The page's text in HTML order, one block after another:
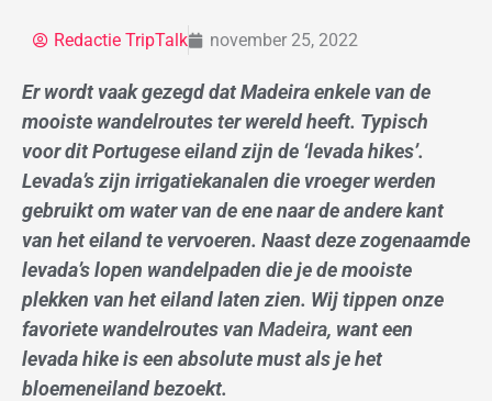
Redactie TripTalk november 25, 2022
Er wordt vaak gezegd dat Madeira enkele van de
mooiste wandelroutes ter wereld heeft. Typisch
voor dit Portugese eiland zijn de ‘levada hikes’.
Levada’s zijn irrigatiekanalen die vroeger werden
gebruikt om water van de ene naar de andere kant
van het eiland te vervoeren. Naast deze zogenaamde
levada’s lopen wandelpaden die je de mooiste
plekken van het eiland laten zien. Wij tippen onze
favoriete wandelroutes van Madeira, want een
levada hike is een absolute must als je het
bloemeneiland bezoekt.